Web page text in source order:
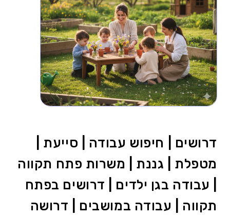
דרושים | חיפוש עבודה | סייעת |
מטפלת | גננת | משרות פתח תקווה
| עבודה בגן ילדים | דרושים בפתח
תקווה | עבודה במושבים | דרושה